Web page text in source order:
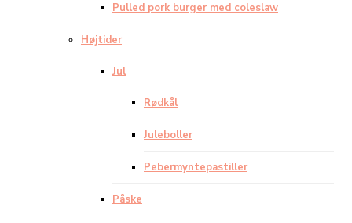
Pulled pork burger med coleslaw
Højtider
Jul
Rødkål
Juleboller
Pebermyntepastiller
Påske